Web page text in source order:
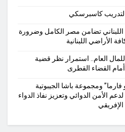
اللبناني تضامن مصر الكامل وضرورة
الأراضي اللبنانية
العام.. استمرار نظر قضية
القضاء القطرى
فارما” ومجموعة باشا الجيبوتية
الأمن الدوائي وتعزيز نفاذ الدواء